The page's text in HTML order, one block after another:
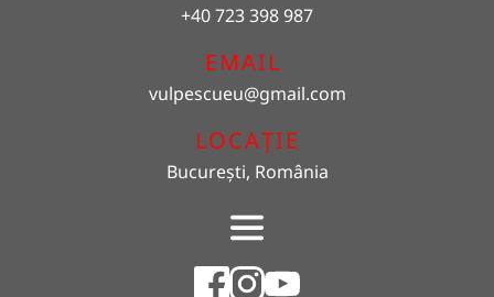
+40 723 398 987
EMAIL
vulpescueu@gmail.com
LOCAȚIE
București, România